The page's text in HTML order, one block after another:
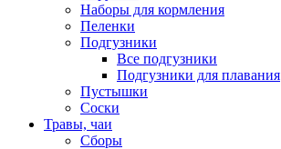
Наборы для кормления
Пеленки
Подгузники
Все подгузники
Подгузники для плавания
Пустышки
Соски
Травы, чаи
Сборы